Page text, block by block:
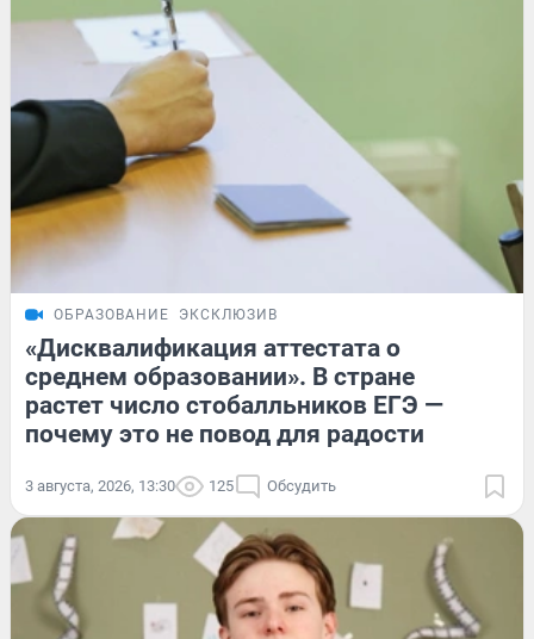
ОБРАЗОВАНИЕ ЭКСКЛЮЗИВ
«Дисквалификация аттестата о
среднем образовании». В стране
растет число стобалльников ЕГЭ —
почему это не повод для радости
3 августа, 2026, 13:30 125 Обсудить